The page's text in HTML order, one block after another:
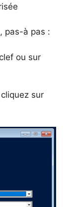
pas-à pas :
ou sur
sur